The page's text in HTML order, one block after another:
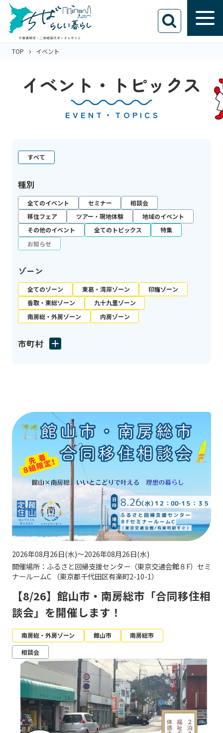
TOP イベント
イベント・トピックス
EVENT・TOPICS
すべて
種別
全てのイベント セミナー
相談会
移住フェア
ツアー・現地体験
地域のイベント
その他のイベント
全てのトピックス
特集
お知らせ
ゾーン
全てのゾーン 東葛・湾岸ゾーン
印旛ゾーン
香取・東総ゾーン
九十九里ゾーン
南房総・外房ゾーン
内房ゾーン
市町村
2026年08月26日(水)～2026年08月26日(水)
開催場所：ふるさと回帰支援センター（東京交通会館８F）セミ
ナールームC （東京都千代田区有楽町2-10-1）
【8/26】館山市・南房総市「合同移住相
談会」を開催します！
南房総・外房ゾーン 館山市
南房総市
相談会